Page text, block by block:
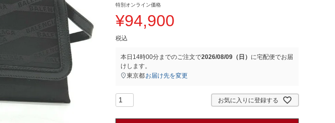
特別オンライン価格
¥94,900
税込
本日 14時00分までのご注文で2026/08/09（日） に宅配便でお届
けします。
東京都お届け先を変更
お気に入りに登録する